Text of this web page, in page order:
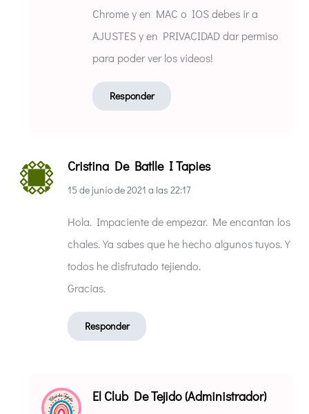
Chrome y en MAC o IOS debes ir a
AJUSTES y en PRIVACIDAD dar permiso
para poder ver los videos!
Responder
Cristina De Batlle I Tapies
15 de junio de 2021 a las 22:17
Hola. Impaciente de empezar. Me encantan los
chales. Ya sabes que he hecho algunos tuyos. Y
todos he disfrutado tejiendo.
Gracias.
Responder
El Club De Tejido (Administrador)